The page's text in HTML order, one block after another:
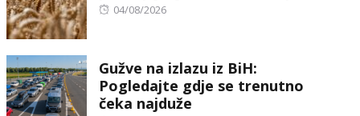
Posted
04/08/2026
Gužve na izlazu iz BiH:
Pogledajte gdje se trenutno
čeka najduže